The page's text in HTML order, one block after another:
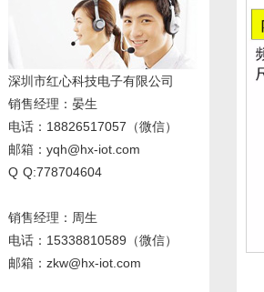
深圳市红心科技电子有限公司
销售经理 ：晏生
电话：18826517057（微信）
邮箱：yqh@hx-iot.com
Q Q:778704604
销售经理：周生
电话 ：15338810589 （微信）
邮箱：zkw@hx-iot.com